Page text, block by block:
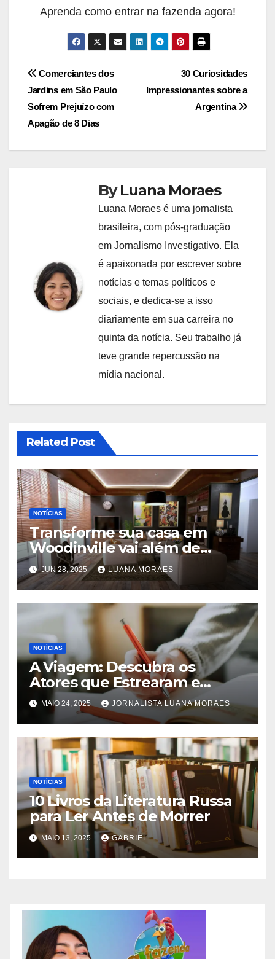
Aprenda como entrar na fazenda agora!
Navegação
de
Post
30 Curiosidades
Impressionantes sobre a
Argentina
Comerciantes dos
Jardins em São Paulo
Sofrem Prejuízo com
Apagão de 8 Dias
ByLuana Moraes
Luana Moraes é uma jornalista
brasileira, com pós-graduação
em Jornalismo Investigativo. Ela
é apaixonada por escrever sobre
notícias e temas políticos e
sociais, e dedica-se a isso
diariamente em sua carreira no
quinta da notícia. Seu trabalho já
teve grande repercussão na
mídia nacional.
Related Post
NOTÍCIAS
Transforme sua casa em
Woodinville vai além de
trocar pisos
JUN 28, 2025 LUANA MORAES
NOTÍCIAS
A Viagem: Descubra os
Atores que Estrearam e
Fizeram História na Novela!
MAIO 24, 2025 JORNALISTA LUANA MORAES
NOTÍCIAS
10 Livros da Literatura Russa
para Ler Antes de Morrer
MAIO 13, 2025 GABRIEL